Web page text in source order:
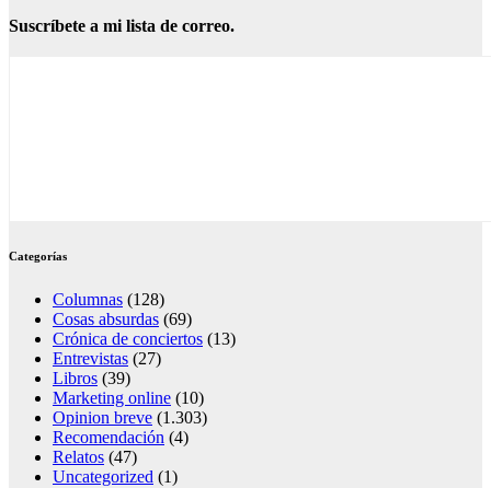
Suscríbete a mi lista de correo.
Categorías
Columnas (128)
Cosas absurdas (69)
Crónica de conciertos (13)
Entrevistas (27)
Libros (39)
Marketing online (10)
Opinion breve (1.303)
Recomendación (4)
Relatos (47)
Uncategorized (1)